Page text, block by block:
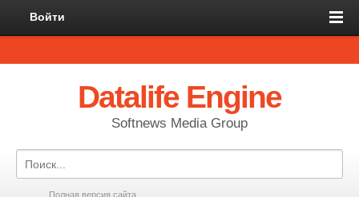
Войти
Datalife Engine
Softnews Media Group
Полная версия сайта